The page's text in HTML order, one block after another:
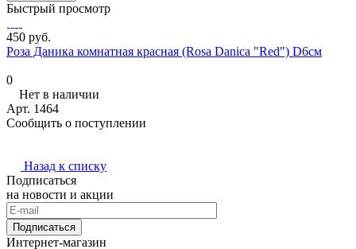
Быстрый просмотр
450 руб.
Роза Даника комнатная красная (Rosa Danica "Red") D6см
0
Нет в наличии
Арт. 1464
Сообщить о поступлении
Назад к списку
Подписаться
на новости и акции
Подписаться
Интернет-магазин